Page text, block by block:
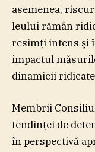
asemenea,
leului rămân
resimţi intens şi
impactul
dinamicii
Membrii
tendinţei de
în perspectivă